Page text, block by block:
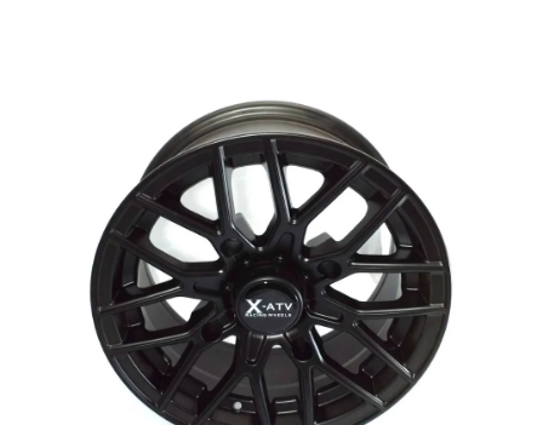
KRYTY PODVOZKU
NÁVLEKY TLMIČOV
NAVIJAKY COME UP WARN
OLEJE MAXIMA A FILTRE
ROZŠIROVACIE PLASTY BLATNÍKOV